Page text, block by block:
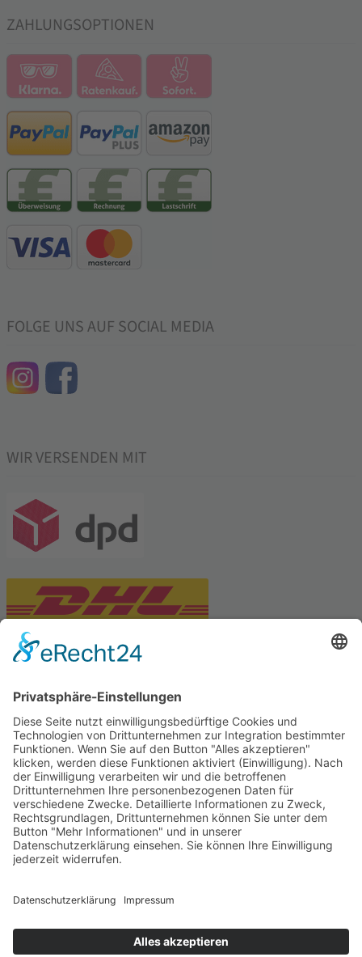
ZAHLUNGSOPTIONEN
FOLGE UNS AUF SOCIAL MEDIA
WIR VERSENDEN MIT
Tekal – Textile Lebensqualität
Exklusive moderne & Orientteppiche
Feuerwerk XXL
Pyrotechnik online bestellen
© Stadtmühle Waldenbuch 2026
und Mühlenprodukte ·
Cookie-Einstellungen
Alle Preise inkl. der gesetzlichen MwSt.